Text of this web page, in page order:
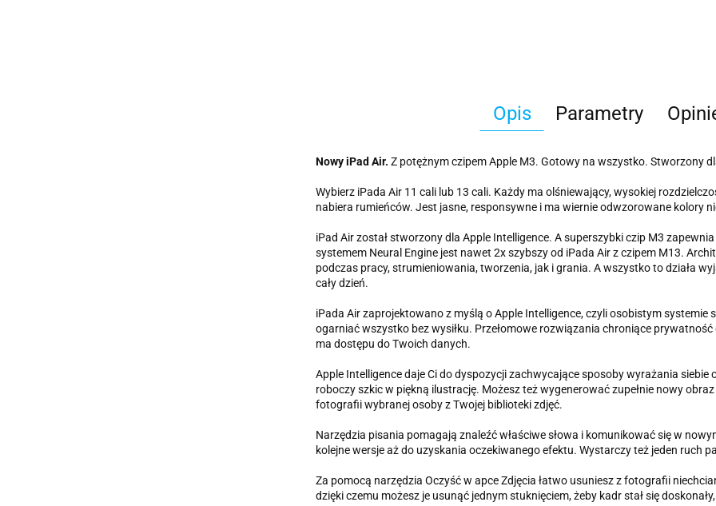
Opis Parametry
Nowy iPad Air. Z potężnym czipem Apple M3. Gotowy na wszystko. Stworzony
Wybierz iPada Air 11 cali lub 13 cali. Każdy ma olśniewający, wysokiej
nabiera rumieńców. Jest jasne, responsywne i ma wiernie odwzorowane kolory
iPad Air został stworzony dla Apple Intelligence. A superszybki czip M3
systemem Neural Engine jest nawet 2x szybszy od iPada Air z czipem M13.
podczas pracy, strumieniowania, tworzenia, jak i grania. A wszystko to działa
cały dzień.
iPada Air zaprojektowano z myślą o Apple Intelligence, czyli osobistym
ogarniać wszystko bez wysiłku. Przełomowe rozwiązania chroniące
ma dostępu do Twoich danych.
Apple Intelligence daje Ci do dyspozycji zachwycające sposoby wyrażania
roboczy szkic w piękną ilustrację. Możesz też wygenerować zupełnie nowy
fotografii wybranej osoby z Twojej biblioteki zdjęć.
Narzędzia pisania pomagają znaleźć właściwe słowa i komunikować się w
kolejne wersje aż do uzyskania oczekiwanego efektu. Wystarczy też jeden ruch
Za pomocą narzędzia Oczyść w apce Zdjęcia łatwo usuniesz z fotografii
dzięki czemu możesz je usunąć jednym stuknięciem, żeby kadr stał się